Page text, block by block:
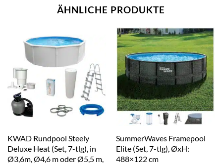
ÄHNLICHE PRODUKTE
KWAD Rundpool Steely
Deluxe Heat (Set, 7-tlg), in
Ø3,6m, Ø4,6 m oder Ø5,5 m,
SummerWaves Framepool
Elite (Set, 7-tlg), ØxH:
488×122 cm